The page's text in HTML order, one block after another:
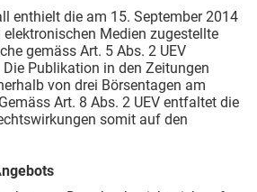
enthielt die am 15. September 2014
Medien zugestellte
gemäss Art. 5 Abs. 2 UEV
Publikation in den Zeitungen
von drei Börsentagen am
Art. 8 Abs. 2 UEV entfaltet die
somit auf den